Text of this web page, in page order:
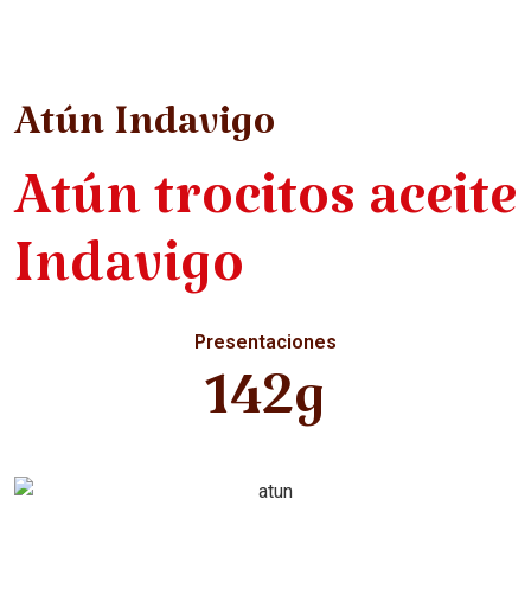
Atún Indavigo
Atún trocitos aceite
Indavigo
Presentaciones
142g